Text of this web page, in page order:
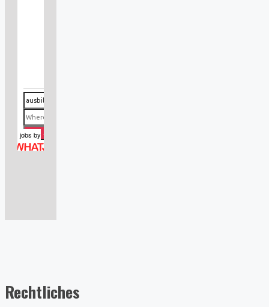
jobs by
Rechtliches